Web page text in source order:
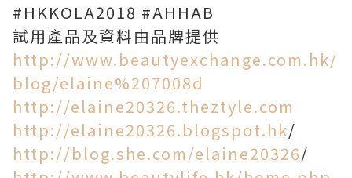
#HKKOLA2018 #AHHAB
試用產品及資料由品牌提供
http://www.beautyexchange.com.hk/
blog/elaine%207008d
http://elaine20326.theztyle.com
http://elaine20326.blogspot.hk/
http://blog.she.com/elaine20326/